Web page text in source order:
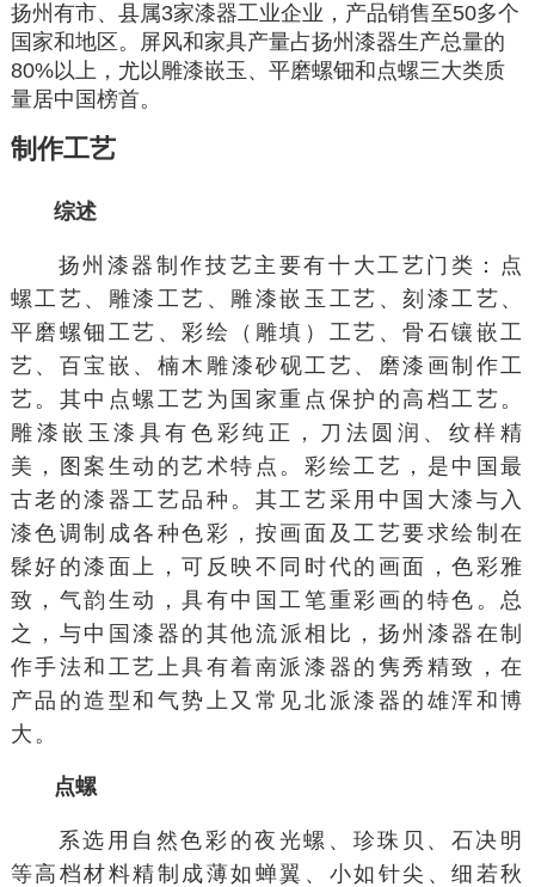
扬州有市、县属3家漆器工业企业，产品销售至50多个
国家和地区。屏风和家具产量占扬州漆器生产总量的
80%以上，尤以雕漆嵌玉、平磨螺钿和点螺三大类质
量居中国榜首。
制作工艺
综述
扬州漆器制作技艺主要有十大工艺门类：点
螺工艺、雕漆工艺、雕漆嵌玉工艺、刻漆工艺、
平磨螺钿工艺、彩绘（雕填）工艺、骨石镶嵌工
艺、百宝嵌、楠木雕漆砂砚工艺、磨漆画制作工
艺。其中点螺工艺为国家重点保护的高档工艺。
雕漆嵌玉漆具有色彩纯正，刀法圆润、纹样精
美，图案生动的艺术特点。彩绘工艺，是中国最
古老的漆器工艺品种。其工艺采用中国大漆与入
漆色调制成各种色彩，按画面及工艺要求绘制在
髹好的漆面上，可反映不同时代的画面，色彩雅
致，气韵生动，具有中国工笔重彩画的特色。总
之，与中国漆器 的其他流派相比，扬州漆器在制
作手法和工艺上具有着南派漆器的隽秀精致，在
产品的造型和气势上又常见北派漆器的雄浑和博
大。
点螺
系选用自然色彩的夜光螺、珍珠贝、石决明
等高档材料精制成薄如蝉翼、小如针尖、细若秋